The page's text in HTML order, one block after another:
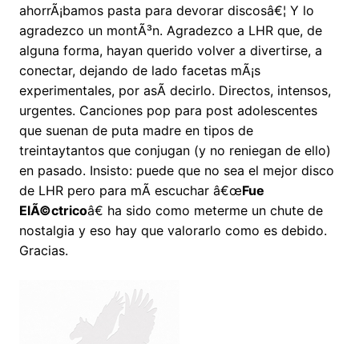
ahorrÃ¡bamos pasta para devorar discosâ€¦ Y lo
agradezco un montÃ³n. Agradezco a LHR que, de
alguna forma, hayan querido volver a divertirse, a
conectar, dejando de lado facetas mÃ¡s
experimentales, por asÃ­ decirlo. Directos, intensos,
urgentes. Canciones pop para post adolescentes
que suenan de puta madre en tipos de
treintaytantos que conjugan (y no reniegan de ello)
en pasado. Insisto: puede que no sea el mejor disco
de LHR pero para mÃ­ escuchar â€œFue
ElÃ©ctricoâ€ ha sido como meterme un chute de
nostalgia y eso hay que valorarlo como es debido.
Gracias.